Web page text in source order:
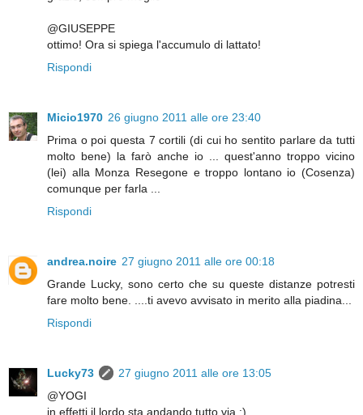
@GIUSEPPE
ottimo! Ora si spiega l'accumulo di lattato!
Rispondi
Micio1970 26 giugno 2011 alle ore 23:40
Prima o poi questa 7 cortili (di cui ho sentito parlare da tutti
molto bene) la farò anche io ... quest'anno troppo vicino
(lei) alla Monza Resegone e troppo lontano io (Cosenza)
comunque per farla ...
Rispondi
andrea.noire 27 giugno 2011 alle ore 00:18
Grande Lucky, sono certo che su queste distanze potresti
fare molto bene. ....ti avevo avvisato in merito alla piadina...
Rispondi
Lucky73
27 giugno 2011 alle ore 13:05
@YOGI
in effetti il lordo sta andando tutto via :)